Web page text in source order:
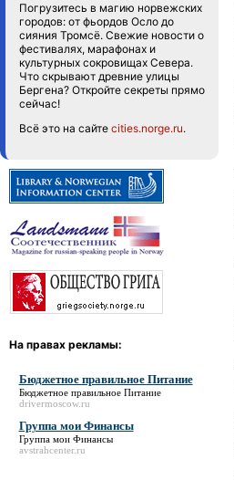
Погрузитесь в магию норвежских
городов: от фьордов Осло до
сияния Тромсё. Свежие новости о
фестивалях, марафонах и
культурных сокровищах Севера.
Что скрывают древние улицы
Бергена? Откройте секреты прямо
сейчас!
Всё это на сайте cities.norge.ru.
На правах рекламы:
Бюджетное правильное Питание
Бюджетное правильное Питание
drivermoscow.ru
Группа мои Финансы
Группа мои Финансы
avstrahcenter.ru